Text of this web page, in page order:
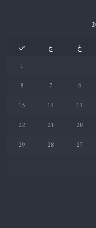
خ ج
س
1
6
7
8
13
14
15
20
21
22
27
28
29